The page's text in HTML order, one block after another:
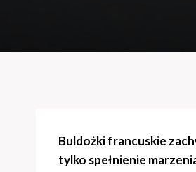
Buldożki francuskie
tylko spełnienie